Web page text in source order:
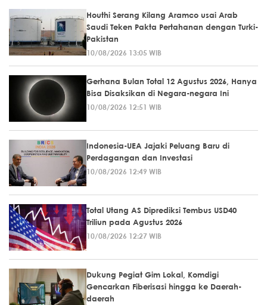
Houthi Serang Kilang Aramco usai Arab
Saudi Teken Pakta Pertahanan dengan Turki-
Pakistan
10/08/2026 13:05 WIB
Gerhana Bulan Total 12 Agustus 2026, Hanya
Bisa Disaksikan di Negara-negara Ini
10/08/2026 12:51 WIB
Indonesia-UEA Jajaki Peluang Baru di
Perdagangan dan Investasi
10/08/2026 12:49 WIB
Total Utang AS Diprediksi Tembus USD40
Triliun pada Agustus 2026
10/08/2026 12:27 WIB
Dukung Pegiat Gim Lokal, Komdigi
Gencarkan Fiberisasi hingga ke Daerah-
daerah